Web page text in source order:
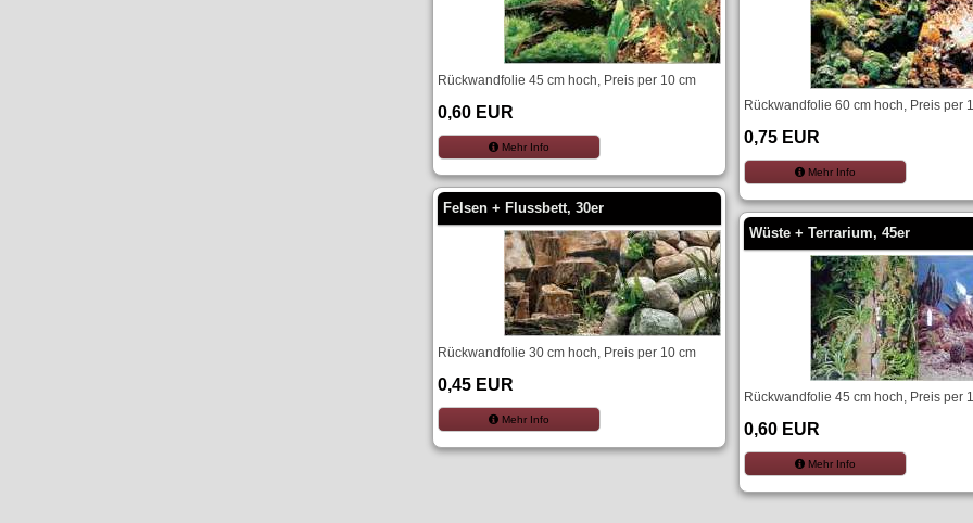
Rückwandfolie 45 cm hoch, Preis per 10 cm
0,60 EUR
Mehr Info
Felsen + Flussbett, 30er
Rückwandfolie 30 cm hoch, Preis per 10 cm
0,45 EUR
Mehr Info
Rückwandfolie 60 cm hoch, Preis per
0,75 EUR
Mehr Info
Wüste + Terrarium, 45er
Rückwandfolie 45 cm hoch, Preis per
0,60 EUR
Mehr Info